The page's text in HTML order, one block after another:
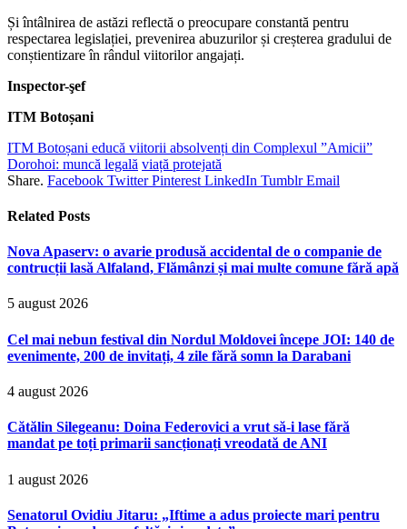
Și întâlnirea de astăzi reflectă o preocupare constantă pentru
respectarea legislației, prevenirea abuzurilor și creșterea gradului de
conștientizare în rândul viitorilor angajați.
Inspector-şef
ITM Botoșani
ITM Botoșani educă viitorii absolvenți din Complexul ”Amicii”
Dorohoi: muncă legală viață protejată
Share. Facebook Twitter Pinterest LinkedIn Tumblr Email
Related Posts
Nova Apaserv: o avarie produsă accidental de o companie de
contrucții lasă Alfaland, Flămânzi și mai multe comune fără apă
5 august 2026
Cel mai nebun festival din Nordul Moldovei începe JOI: 140 de
evenimente, 200 de invitați, 4 zile fără somn la Darabani
4 august 2026
Cătălin Silegeanu: Doina Federovici a vrut să-i lase fără
mandat pe toți primarii sancționați vreodată de ANI
1 august 2026
Senatorul Ovidiu Jitaru: „Iftime a adus proiecte mari pentru